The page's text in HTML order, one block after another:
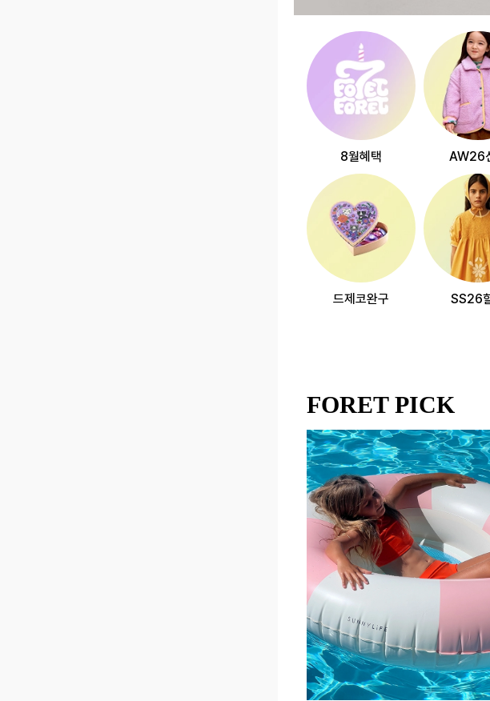
8월혜택
드제코완구
AW26
SS26
FORET PICK